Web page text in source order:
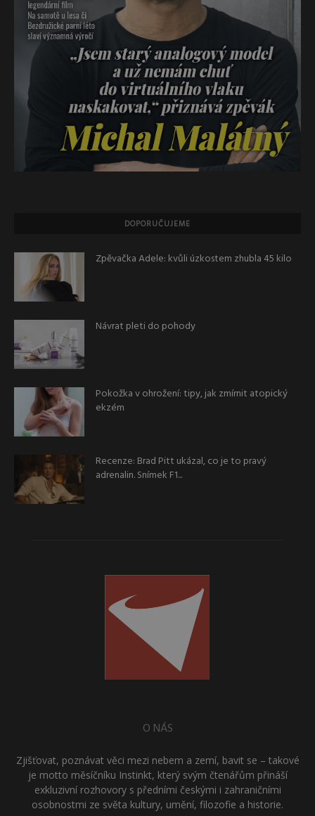
DOPORUČUJEME
Zpěvačka Adele: kvůli úzkostem zhubla 45 kilo
Návrat pleti do pohody
Pokožka v ohrožení: tipy, jak zmírnit atopický
ekzém
Recenze: Brad Pitt ukázal, co je to pravý
adrenalin. Snímek F1...
O NÁS
Zjišťovat, poznávat věci mezi nebem a zemí, bavit se – takové
je motto měsíčníku Instinkt, který svým čtenářům přináší
exkluzivní rozhovory s předními českými i zahraničními
osobnostmi ze světa kultury, umění, filozofie a historie.